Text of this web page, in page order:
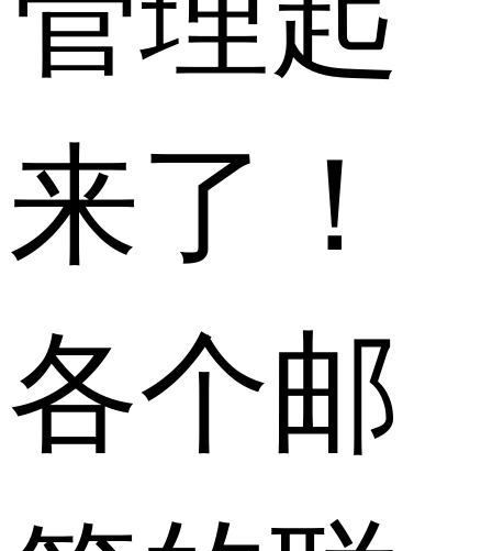
来了！
各个邮